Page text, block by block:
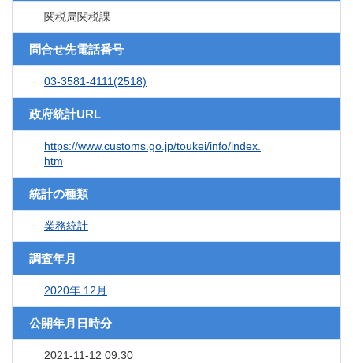
関税局関税課
問合せ先電話番号
03-3581-4111(2518)
政府統計URL
https://www.customs.go.jp/toukei/info/index.
htm
統計の種類
業務統計
調査年月
2020年 12月
公開年月日時分
2021-11-12 09:30